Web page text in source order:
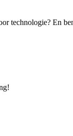
technologie? En